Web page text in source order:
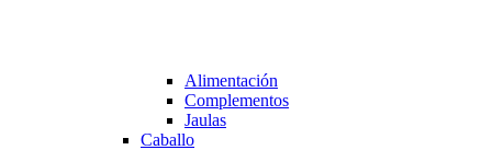
Alimentación
Complementos
Jaulas
Caballo